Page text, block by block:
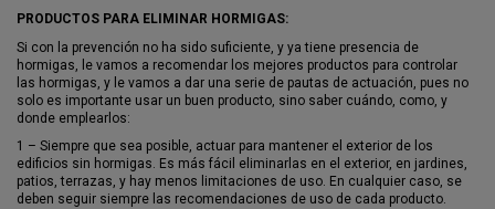
PRODUCTOS PARA ELIMINAR HORMIGAS:
Si con la prevención no ha sido suficiente, y ya tiene presencia de
hormigas, le vamos a recomendar los mejores productos para controlar
las hormigas, y le vamos a dar una serie de pautas de actuación, pues no
solo es importante usar un buen producto, sino saber cuándo, como, y
donde emplearlos:
1 – Siempre que sea posible, actuar para mantener el exterior de los
edificios sin hormigas. Es más fácil eliminarlas en el exterior, en jardines,
patios, terrazas, y hay menos limitaciones de uso. En cualquier caso, se
deben seguir siempre las recomendaciones de uso de cada producto.